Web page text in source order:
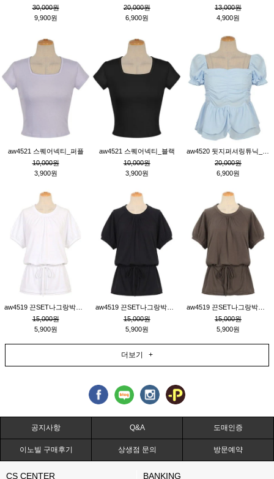
30,000원
9,900원
20,000원
6,900원
13,000원
4,900원
aw4521 스퀘어넥티_퍼플
10,000원
3,900원
aw4521 스퀘어넥티_블랙
10,000원
3,900원
20,000원
6,900원
15,000원
5,900원
15,000원
5,900원
15,000원
5,900원
더보기 +
공지사항 Q&A 도매인증
이노빌 구매후기 상생점 문의 방문예약
CS CENTER BANKING